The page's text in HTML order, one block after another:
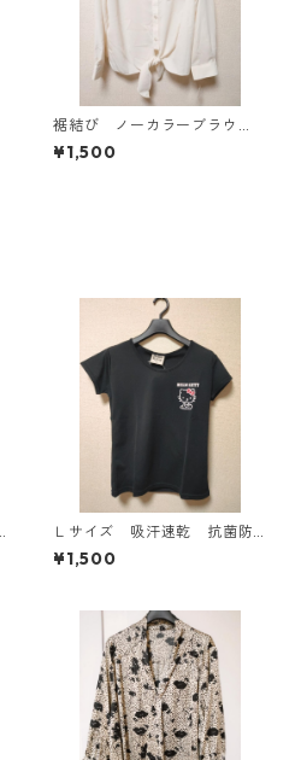
裾結び ノーカラーブラウ
ス ３Ｌ アイボリー KAE-
4813
¥1,500
Ｌサイズ 吸汗速乾 抗菌防
臭・消臭 ハローキティ ド
ライメッシュＴシャツ ブラ
¥1,500